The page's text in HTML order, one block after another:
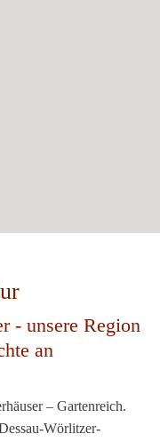
- unsere Region
an
– Gartenreich.
Wörlitzer-